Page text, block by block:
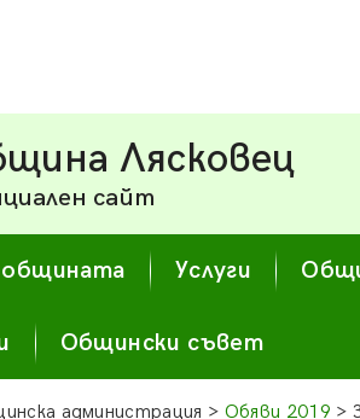
Лясковец
сайт
общината Услуги
Общински съвет
администрация > Обяви 2019 >